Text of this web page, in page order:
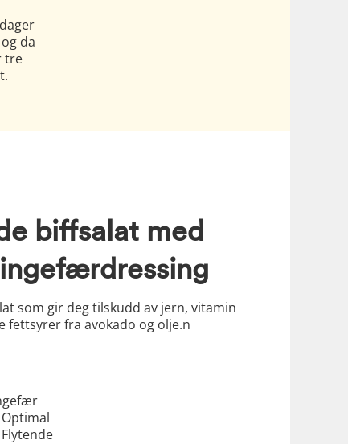
da
tre
biffsalat med
som gir deg tilskudd av jern, vitamin
fettsyrer fra avokado og olje.n